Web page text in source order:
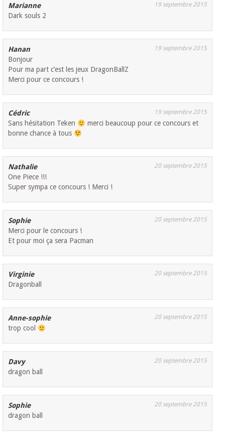
Marianne 19 septembre 2015
Dark souls 2
Hanan 19 septembre 2015
Bonjour
Pour ma part c’est les jeux DragonBallZ
Merci pour ce concours !
Cédric 19 septembre 2015
Sans hésitation Teken
merci beaucoup pour ce concours et
bonne chance à tous
Nathalie 20 septembre 2015
One Piece !!!
Super sympa ce concours ! Merci !
Sophie 20 septembre 2015
Merci pour le concours !
Et pour moi ça sera Pacman
Virginie 20 septembre 2015
Dragonball
Anne-sophie 20 septembre 2015
trop cool
Davy 20 septembre 2015
dragon ball
Sophie 20 septembre 2015
dragon ball